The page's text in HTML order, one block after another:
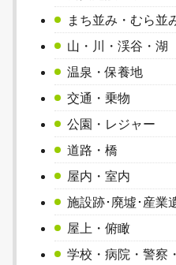
まち並み・むら並
山・川・渓谷・湖
温泉・保養地
交通・乗物
公園・レジャー
道路・橋
屋内・室内
施設跡･廃墟･産業
屋上・俯瞰
学校・病院・警察